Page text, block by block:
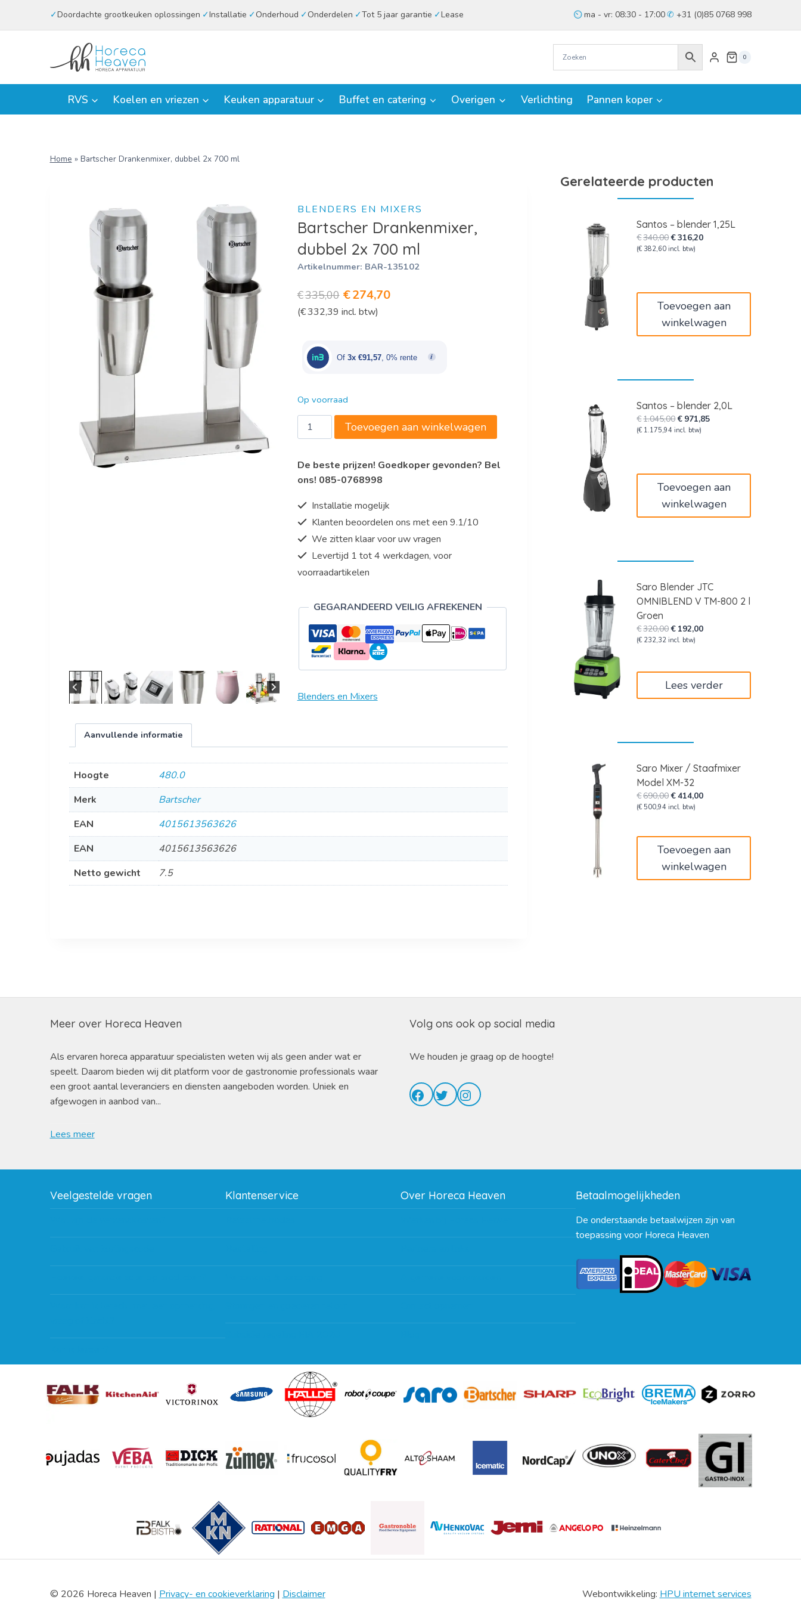
Doordachte grootkeuken oplossingen Installatie Onderhoud Onderdelen Tot 5 jaar garantie Lease ma - vr: 08:30 - 17:00 +31 (0)85 0768 998
0
RVS Koelen en vriezen Keuken apparatuur Buffet en catering Overigen Verlichting Pannen koper
Home » Bartscher Drankenmixer, dubbel 2x 700 ml
BLENDERS EN MIXERS
Bartscher Drankenmixer,
dubbel 2x 700 ml
Artikelnummer: BAR-135102
€335,00 Oorspronkelijke
prijs
€335,00.
€274,70Huidige
€274,70.
(€332,39 incl. btw)
Of 3x €91,57, 0% rente
Op voorraad
Bartscher
Drankenmixer,
2x
700
aantal
Toevoegen aan winkelwagen
De beste prijzen! Goedkoper gevonden? Bel
ons! 085-0768998
Installatie mogelijk
Klanten beoordelen ons met een 9.1/10
We zitten klaar voor uw vragen
Levertijd 1 tot 4 werkdagen, voor
voorraadartikelen
GEGARANDEERD VEILIG AFREKENEN
Blenders en Mixers
Aanvullende informatie
Hoogte
480.0
Merk
Bartscher
EAN
4015613563626
EAN
4015613563626
Netto gewicht
7.5
Gerelateerde producten
Santos – blender 1,25L
€340,00Oorspronkelijke
prijs
€316,20Huidige
(€ 382,60 incl. btw)
Toevoegen aan
winkelwagen
Santos – blender 2,0L
€1.045,00Oorspronkelijke
prijs
€ 971,85Huidige
(€ 1.175,94 incl. btw)
Toevoegen aan
winkelwagen
Saro Blender JTC
OMNIBLEND V TM-800 2 l
Groen
€320,00Oorspronkelijke
prijs
€ 192,00Huidige
(€ 232,32 incl. btw)
Lees verder
Saro Mixer / Staafmixer
Model XM-32
€690,00Oorspronkelijke
prijs
€414,00Huidige
(€ 500,94 incl. btw)
Toevoegen aan
winkelwagen
Meer over Horeca Heaven
Als ervaren horeca apparatuur specialisten weten wij als geen ander wat er
speelt. Daarom bieden wij dit platform voor de gastronomie professionals waar
een groot aantal leveranciers en diensten aangeboden worden. Uniek en
afgewogen in aanbod van...
Lees meer
Volg ons ook op social media
We houden je graag op de hoogte!
Facebook
TwitterInstagram
Veelgestelde vragen Klantenservice
Subsidie regeling EIA 2020
Over Horeca Heaven Betaalmogelijkheden
De onderstaande betaalwijzen zijn van
toepassing voor Horeca Heaven
© 2026 Horeca Heaven | Privacy- en cookieverklaring | Disclaimer Webontwikkeling: HPU internet services